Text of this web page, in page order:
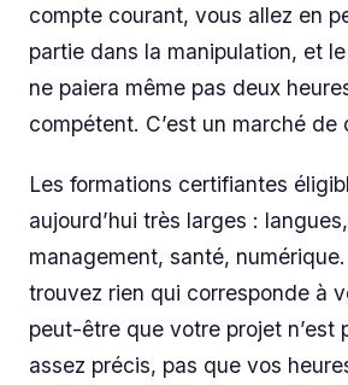
compte courant, vous allez en
partie dans la manipulation, et
ne paiera même pas deux
compétent. C’est un marché de
Les formations certifiantes
aujourd’hui très larges :
management, santé,
trouvez rien qui corresponde à
peut-être que votre projet n’est
assez précis, pas que vos